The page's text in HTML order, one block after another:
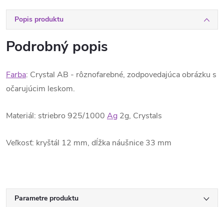
Popis produktu
Podrobný popis
Farba: Crystal AB - rôznofarebné, zodpovedajúca obrázku s
očarujúcim leskom.
Materiál: striebro 925/1000 Ag 2g, Crystals
Veľkosť: kryštál 12 mm, dĺžka náušnice 33 mm
Parametre produktu